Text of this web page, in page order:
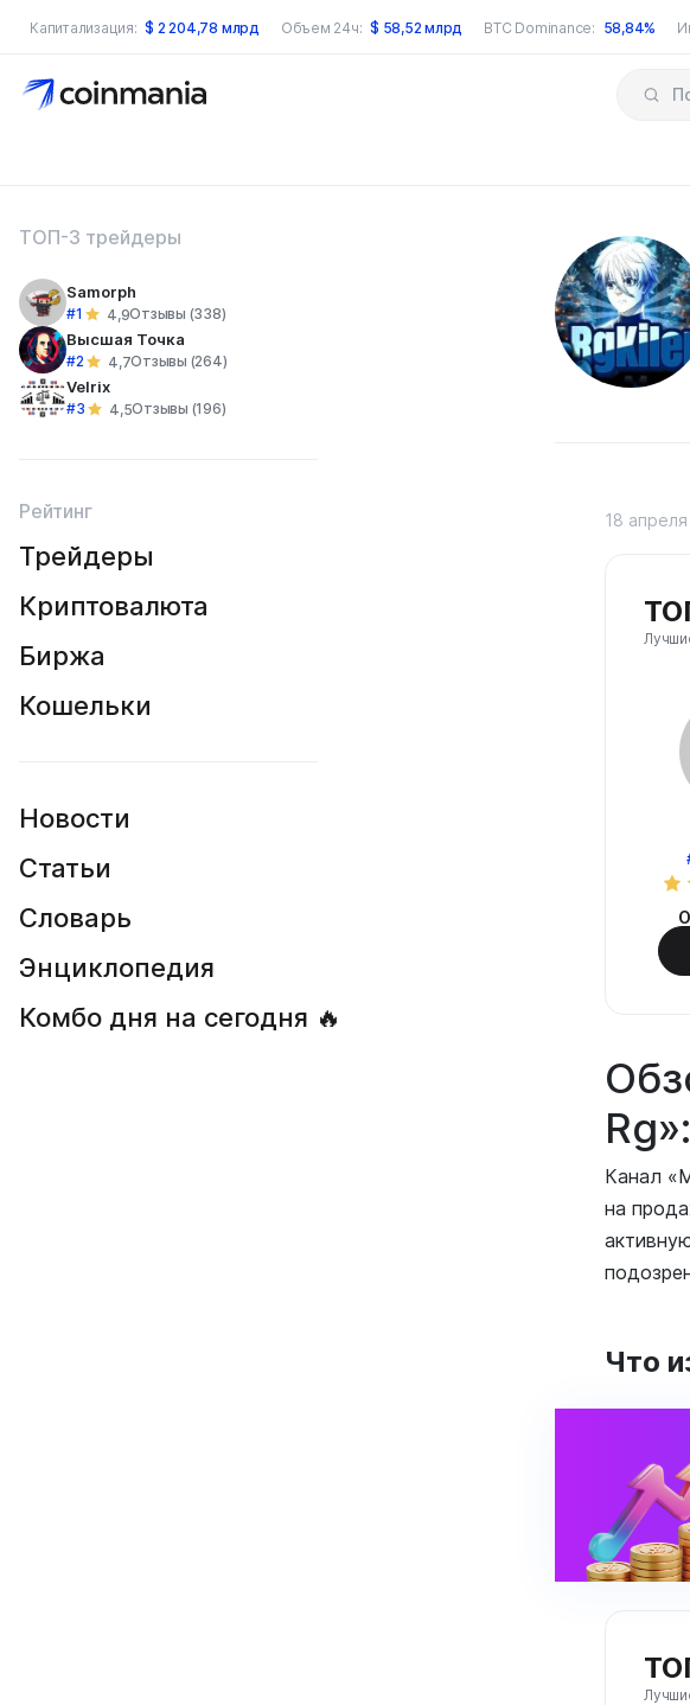
Капитализация: $ 2 204,78 млрд Объем 24ч: $ 58,52 млрд BTC Dominance: 58,84%
по сайту
ТОП-3 трейдеры
Samorph
#1 4,9Отзывы (338)
Высшая Точка
#2 4,7Отзывы (264)
Velrix
#3 4,5Отзывы (196)
Рейтинг
Трейдеры
Криптовалюта
Биржа
Кошельки
Новости
Статьи
Словарь
Энциклопедия
Комбо дня на сегодня 🔥
18
Канал
на
Что